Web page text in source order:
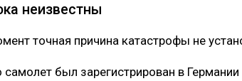
неизвестны
точная причина катастрофы не
самолет был зарегистрирован в